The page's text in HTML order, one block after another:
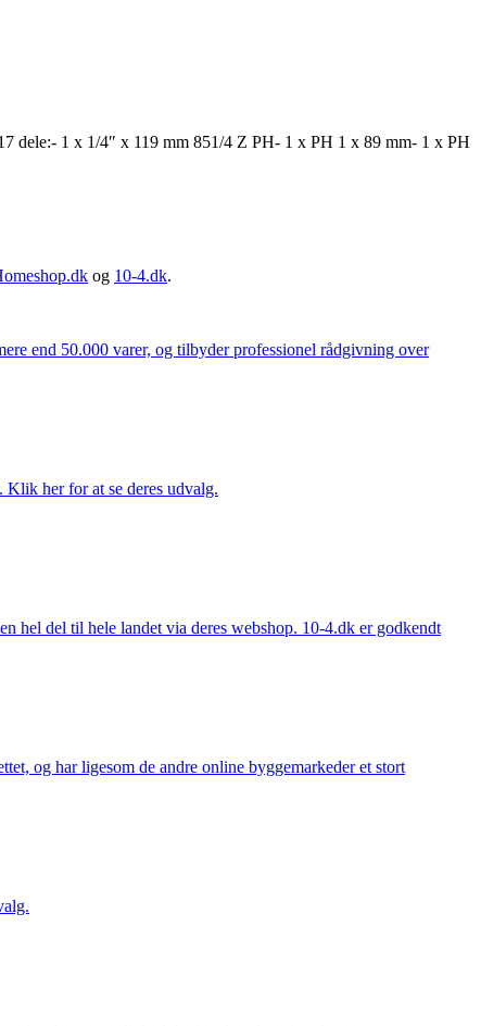
dele:- 1 x 1/4″ x 119 mm 851/4 Z PH- 1 x PH 1 x 89 mm- 1 x PH
og 10-4.dk.
end 50.000 varer, og tilbyder professionel rådgivning over
her for at se deres udvalg.
del til hele landet via deres webshop. 10-4.dk er godkendt
og har ligesom de andre online byggemarkeder et stort